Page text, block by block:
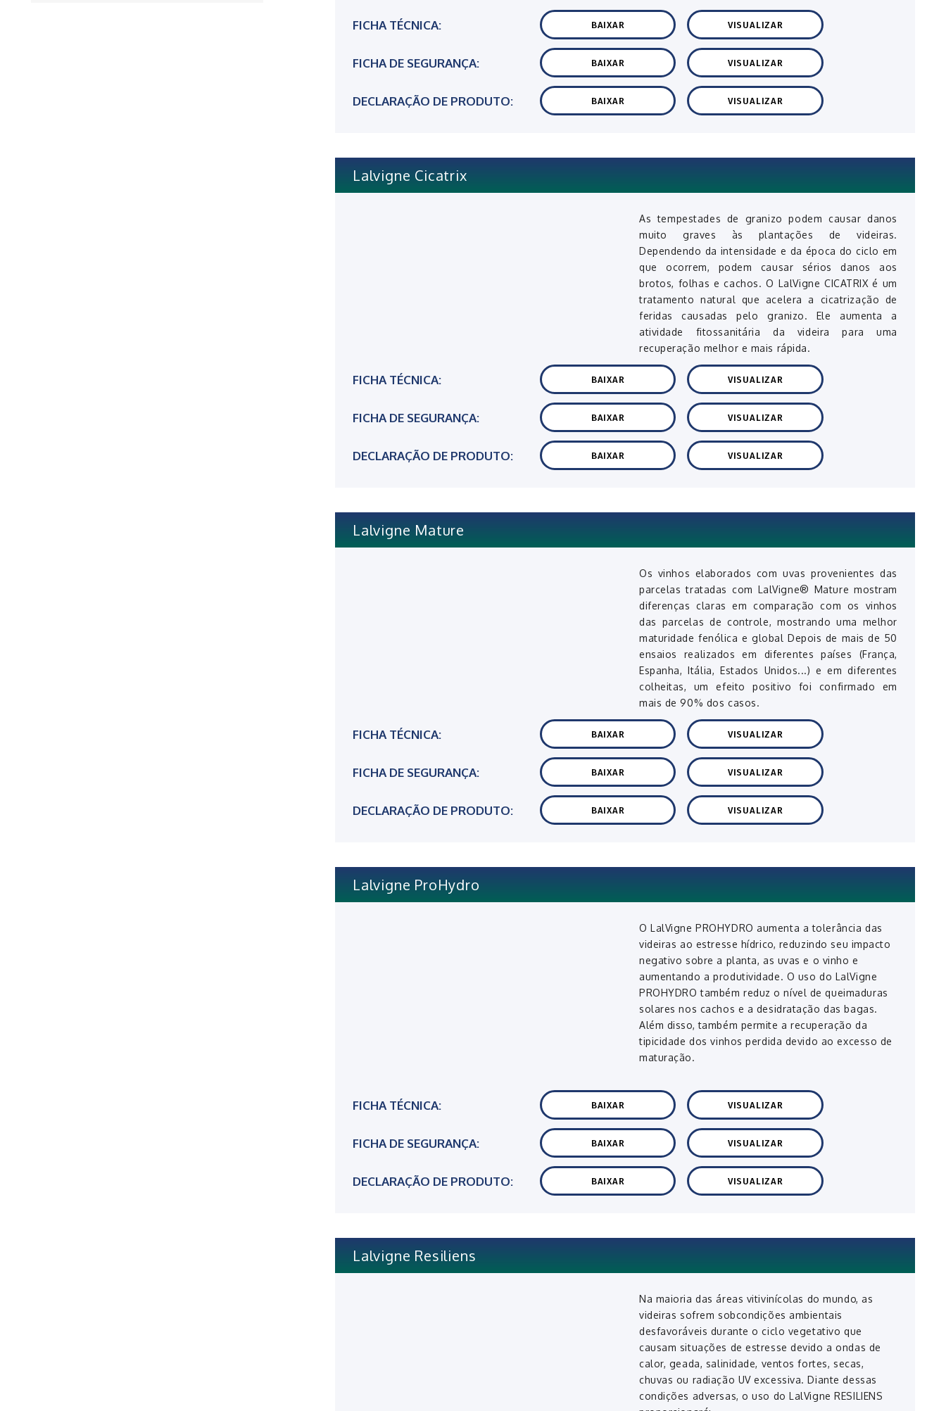
FICHA TÉCNICA: BAIXAR VISUALIZAR
FICHA DE SEGURANÇA: BAIXAR VISUALIZAR
DECLARAÇÃO DE PRODUTO: BAIXAR VISUALIZAR
Lalvigne Cicatrix
As tempestades de granizo podem causar danos
muito graves às plantações de videiras.
Dependendo da intensidade e da época do ciclo em
que ocorrem, podem causar sérios danos aos
brotos, folhas e cachos. O LalVigne CICATRIX é um
tratamento natural que acelera a cicatrização de
feridas causadas pelo granizo. Ele aumenta a
atividade fitossanitária da videira para uma
recuperação melhor e mais rápida.
FICHA TÉCNICA: BAIXAR VISUALIZAR
FICHA DE SEGURANÇA: BAIXAR VISUALIZAR
DECLARAÇÃO DE PRODUTO: BAIXAR VISUALIZAR
Lalvigne Mature
Os vinhos elaborados com uvas provenientes das
parcelas tratadas com LalVigne® Mature mostram
diferenças claras em comparação com os vinhos
das parcelas de controle, mostrando uma melhor
maturidade fenólica e global Depois de mais de 50
ensaios realizados em diferentes países (França,
Espanha, Itália, Estados Unidos...) e em diferentes
colheitas, um efeito positivo foi confirmado em
mais de 90% dos casos.
FICHA TÉCNICA: BAIXAR VISUALIZAR
FICHA DE SEGURANÇA: BAIXAR VISUALIZAR
DECLARAÇÃO DE PRODUTO: BAIXAR VISUALIZAR
Lalvigne ProHydro
O LalVigne PROHYDRO aumenta a tolerância das
videiras ao estresse hídrico, reduzindo seu impacto
negativo sobre a planta, as uvas e o vinho e
aumentando a produtividade. O uso do LalVigne
PROHYDRO também reduz o nível de queimaduras
solares nos cachos e a desidratação das bagas.
Além disso, também permite a recuperação da
tipicidade dos vinhos perdida devido ao excesso de
maturação.
FICHA TÉCNICA: BAIXAR VISUALIZAR
FICHA DE SEGURANÇA: BAIXAR VISUALIZAR
DECLARAÇÃO DE PRODUTO: BAIXAR VISUALIZAR
Lalvigne Resiliens
Na maioria das áreas vitivinícolas do mundo, as
videiras sofrem sobcondições ambientais
desfavoráveis durante o ciclo vegetativo que
causam situações de estresse devido a ondas de
calor, geada, salinidade, ventos fortes, secas,
chuvas ou radiação UV excessiva. Diante dessas
condições adversas, o uso do LalVigne RESILIENS